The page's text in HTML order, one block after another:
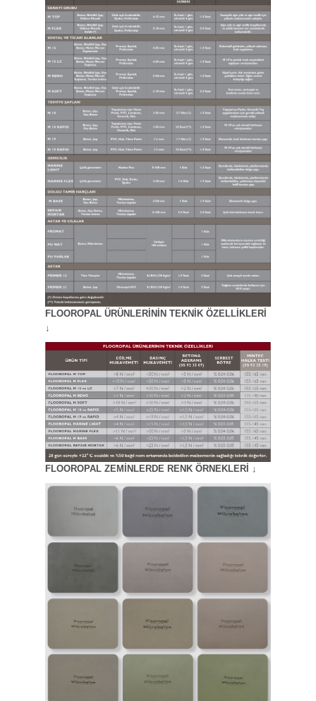
FLOOROPAL ÜRÜNLERİNİN TEKNİK ÖZELLİKLERİ
↓
FLOOROPAL ZEMİNLERDE RENK ÖRNEKLERİ ↓